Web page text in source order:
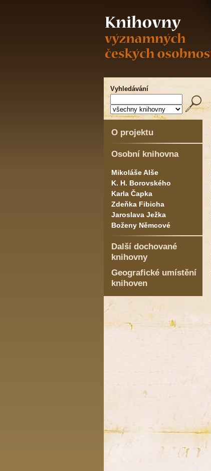
Vyhledávání
O projektu
Osobní knihovna
Mikoláše Alše
K. H. Borovského
Karla Čapka
Zdeňka Fibicha
Jaroslava Ježka
Boženy Němcové
Další dochované
knihovny
Geografické umístění
knihoven